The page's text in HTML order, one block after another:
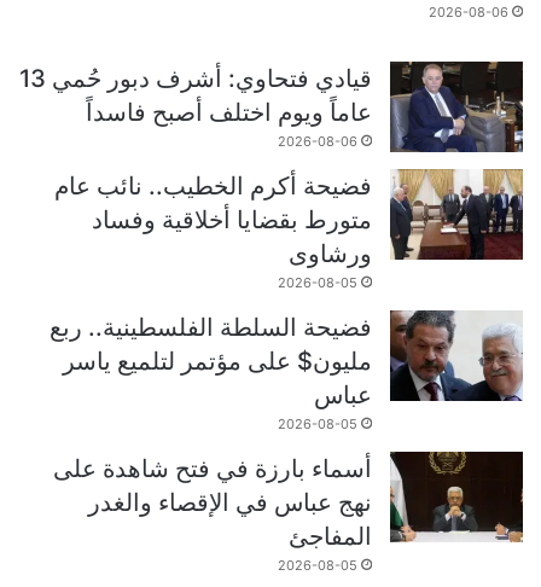
2026-08-06
قيادي فتحاوي: أشرف دبور حُمي 13
عاماً ويوم اختلف أصبح فاسداً
2026-08-06
فضيحة أكرم الخطيب.. نائب عام
متورط بقضايا أخلاقية وفساد
ورشاوى
2026-08-05
فضيحة السلطة الفلسطينية.. ربع
مليون$ على مؤتمر لتلميع ياسر
عباس
2026-08-05
أسماء بارزة في فتح شاهدة على
نهج عباس في الإقصاء والغدر
المفاجئ
2026-08-05